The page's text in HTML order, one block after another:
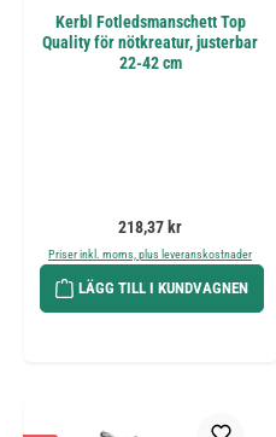
Kerbl Fotledsmanschett Top
Quality för nötkreatur, justerbar
22-42 cm
Ordinarie pris:
218,37 kr
Priser inkl. moms, plus leveranskostnader
LÄGG TILL I KUNDVAGNEN